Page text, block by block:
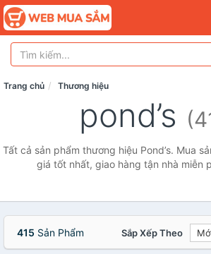
Trang chủ Thương hiệu
pond’s
Tất cả sản phẩm thương hiệu Pond’s. Mua
giá tốt nhất, giao hàng tận nhà miễn
415 Sản Phẩm Sắp Xếp Theo